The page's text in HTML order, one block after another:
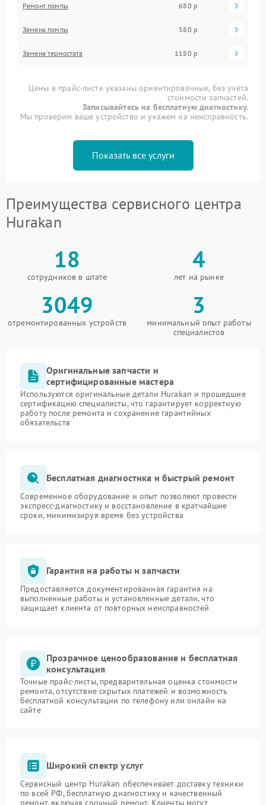
Ремонт помпы 680 р
Замена помпы 580 р
Замена термостата 1180 р
Цены в прайс-листе указаны ориентировочные, без учета
стоимости запчастей.
Записывайтесь на бесплатную диагностику.
Мы проверим ваше устройство и укажем на неисправность.
Показать все услуги
Преимущества сервисного центра
Hurakan
18
сотрудников в штате
4
лет на рынке
3049
отремонтированных устройств
3
минимальный опыт работы
специалистов
Оригинальные запчасти и
сертифицированные мастера
Используются оригинальные детали Hurakan и прошедшие
сертификацию специалисты, что гарантирует корректную
работу после ремонта и сохранение гарантийных
обязательств
Бесплатная диагностика и быстрый ремонт
Современное оборудование и опыт позволяют провести
экспресс-диагностику и восстановление в кратчайшие
сроки, минимизируя время без устройства
Гарантия на работы и запчасти
Предоставляется документированная гарантия на
выполненные работы и установленные детали, что
защищает клиента от повторных неисправностей
Прозрачное ценообразование и бесплатная
консультация
Точные прайс-листы, предварительная оценка стоимости
ремонта, отсутствие скрытых платежей и возможность
бесплатной консультации по телефону или онлайн на
сайте
Широкий спектр услуг
Сервисный центр Hurakan обеспечивает доставку техники
по всей РФ, бесплатную диагностику и качественный
ремонт, включая срочный ремонт. Клиенты могут